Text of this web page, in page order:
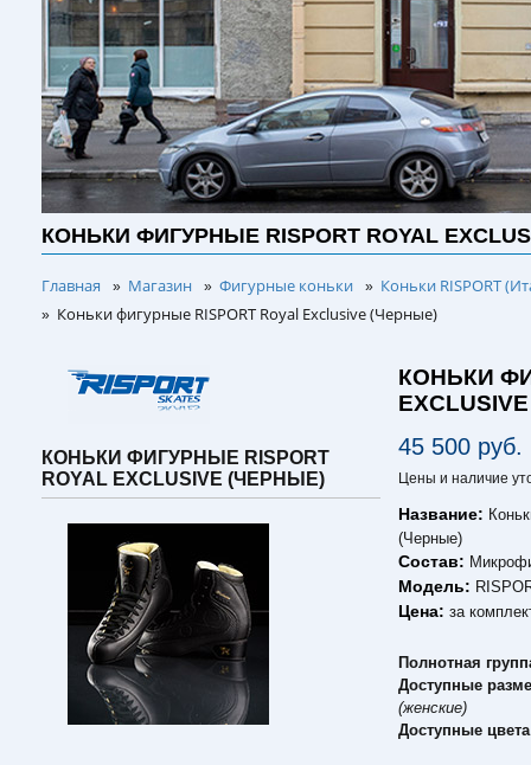
КОНЬКИ ФИГУРНЫЕ RISPORT ROYAL
Главная » Магазин » Фигурные коньки » Коньки RISPORT
» Коньки фигурные RISPORT Royal Exclusive (Черные)
КОНЬКИ ФИГУРНЫЕ RISPORT
ROYAL EXCLUSIVE (ЧЕРНЫЕ)
КОНЬКИ
45 500 руб.
Цены и наличие
Название:
(Черные)
Состав:
Модель:
Цена:за
Полнотная
Доступные
(женские)
Доступные цвета